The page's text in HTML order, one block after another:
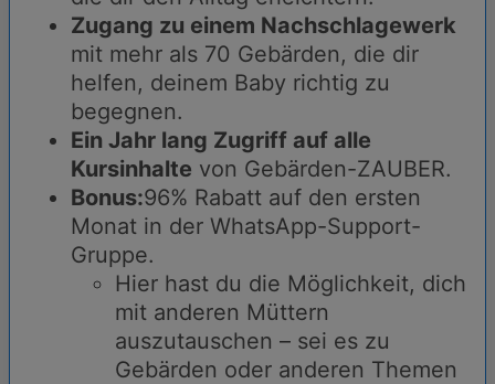
Zugang zu einem Nachschlagewerk
mit mehr als 70 Gebärden, die dir
helfen, deinem Baby richtig zu
begegnen.
Ein Jahr lang Zugriff auf alle
Kursinhalte von Gebärden-ZAUBER.
Bonus:96% Rabatt auf den ersten
Monat in der WhatsApp-Support-
Gruppe.
Hier hast du die Möglichkeit, dich
mit anderen Müttern
auszutauschen – sei es zu
Gebärden oder anderen Themen